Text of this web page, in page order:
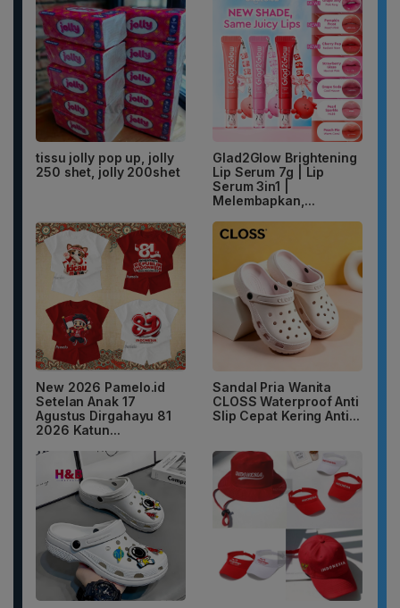
tissu jolly pop up, jolly
250 shet, jolly 200shet
Glad2Glow Brightening
Lip Serum 7g | Lip
Serum 3in1 |
Melembapkan,...
New 2026 Pamelo.id
Setelan Anak 17
Agustus Dirgahayu 81
2026 Katun...
Sandal Pria Wanita
CLOSS Waterproof Anti
Slip Cepat Kering Anti...